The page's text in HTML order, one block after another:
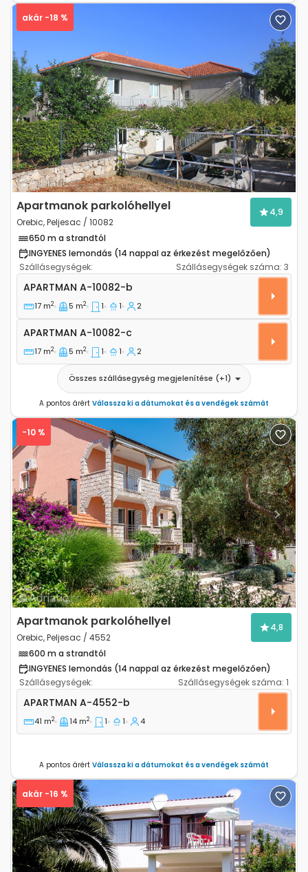
Previous Next
akár -18 %
Apartmanok parkolóhellyel
Orebic, Peljesac / 10082
4,9
650 m a strandtól
INGYENES lemondás (14 nappal az érkezést megelőzően)
Szállásegységek:
Szállásegységek száma: 3
Egyszobás apartman Orebic (Peljesac) A-10082-b
APARTMAN A-10082-b
17 m2 5 m2 1 1 2
Apartman A-10082-c
APARTMAN A-10082-c
17 m2 5 m2 1 1 2
Összes szállásegység megjelenítése (+1)
A pontos árért Válassza ki a dátumokat és a vendégek számát
Previous Next
-10 %
Apartmanok parkolóhellyel
Orebic, Peljesac / 4552
4,8
600 m a strandtól
INGYENES lemondás (14 nappal az érkezést megelőzően)
Szállásegységek:
Szállásegységek száma: 1
Egyszobás apartman Orebic (Peljesac) A-4552-b
APARTMAN A-4552-b
41 m2 14 m2 1 1 4
A pontos árért Válassza ki a dátumokat és a vendégek számát
akár -16 %